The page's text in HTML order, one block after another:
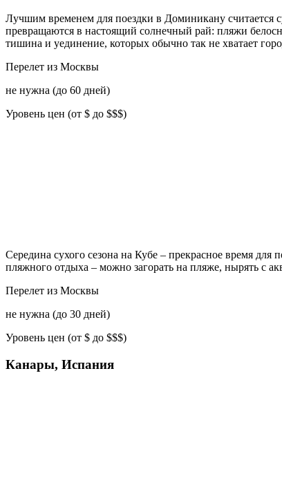
Лучшим временем для поездки в Доминикану считается
превращаются в настоящий солнечный рай: пляжи
тишина и уединение, которых обычно так не хватает
Перелет из Москвы
не нужна (до 60 дней)
Уровень цен (от $ до $$$)
Середина сухого сезона на Кубе – прекрасное время
пляжного отдыха – можно загорать на пляже, нырять с
Перелет из Москвы
не нужна (до 30 дней)
Уровень цен (от $ до $$$)
Канары, Испания